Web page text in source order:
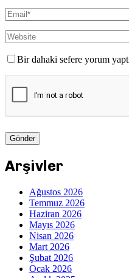
Bir dahaki sefere yorum
Arşivler
Ağustos 2026
Temmuz 2026
Haziran 2026
Mayıs 2026
Nisan 2026
Mart 2026
Şubat 2026
Ocak 2026